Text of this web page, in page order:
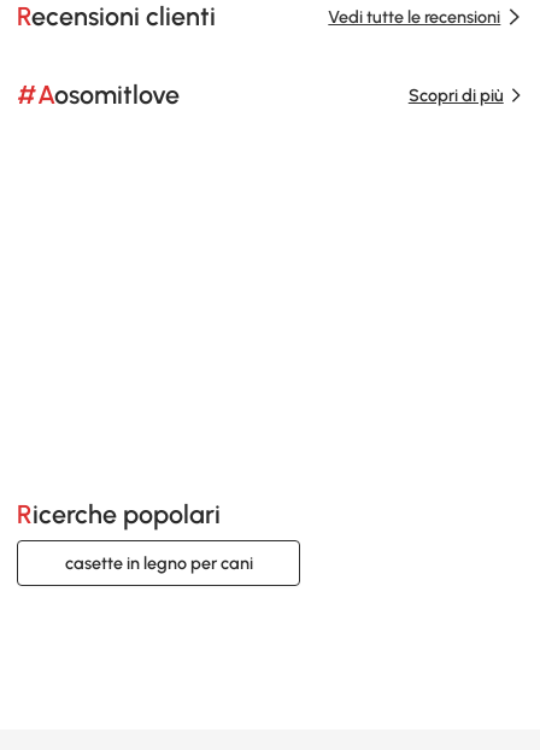
Recensioni clienti Vedi tutte le recensioni
#Aosomitlove Scopri di più
Ricerche popolari
casette in legno per cani